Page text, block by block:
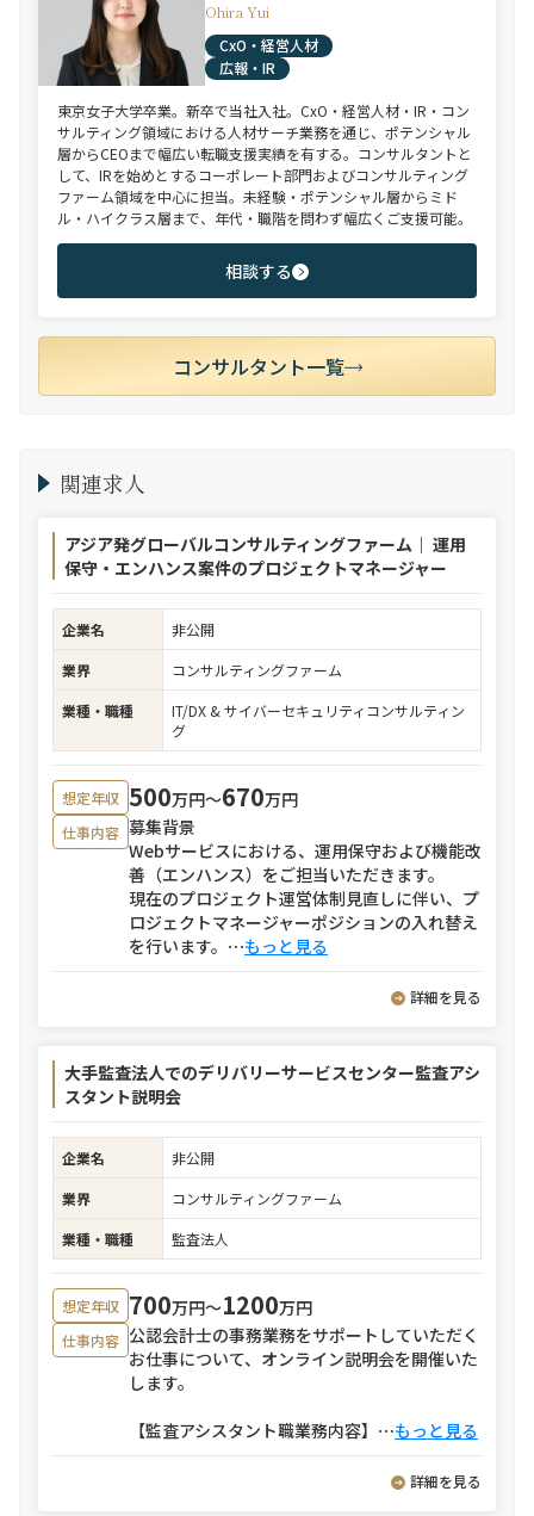
Ohira Yui
CxO・経営人材
広報・IR
東京女子大学卒業。新卒で当社入社。CxO・経営人材・IR・コン
サルティング領域における人材サーチ業務を通じ、ポテンシャル
層からCEOまで幅広い転職支援実績を有する。コンサルタントと
して、IRを始めとするコーポレート部門およびコンサルティング
ファーム領域を中心に担当。未経験・ポテンシャル層からミド
ル・ハイクラス層まで、年代・職階を問わず幅広くご支援可能。
相談する
コンサルタント一覧
関連求人
アジア発グローバルコンサルティングファーム｜ 運用
保守・エンハンス案件のプロジェクトマネージャー
企業名
非公開
業界
コンサルティングファーム
業種・職種
IT/DX & サイバーセキュリティコンサルティン
グ
想定年収 500万円〜670万円
仕事内容 募集背景
Webサービスにおける、運用保守および機能改
善（エンハンス）をご担当いただきます。
現在のプロジェクト運営体制見直しに伴い、プ
ロジェクトマネージャーポジションの入れ替え
を行います。 ⋯もっと見る
詳細を見る
大手監査法人でのデリバリーサービスセンター監査アシ
スタント説明会
企業名
非公開
業界
コンサルティングファーム
業種・職種
監査法人
想定年収 700万円〜1200万円
仕事内容 公認会計士の事務業務をサポートしていただく
お仕事について、オンライン説明会を開催いた
します。
【監査アシスタント職業務内容】 ⋯もっと見る
詳細を見る